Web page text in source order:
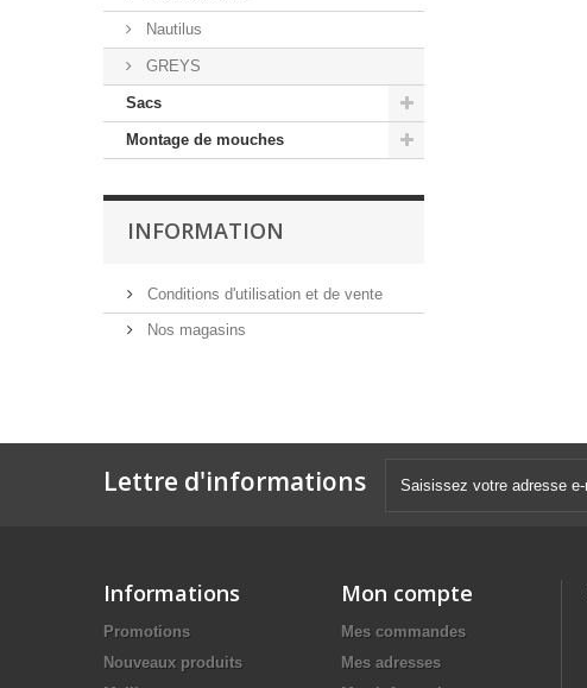
Nautilus
GREYS
Sacs
Montage de mouches
INFORMATION
Conditions d'utilisation et de vente
Nos magasins
Lettre d'informations
Informations
Promotions
Nouveaux produits
Mon compte
Mes commandes
Mes adresses